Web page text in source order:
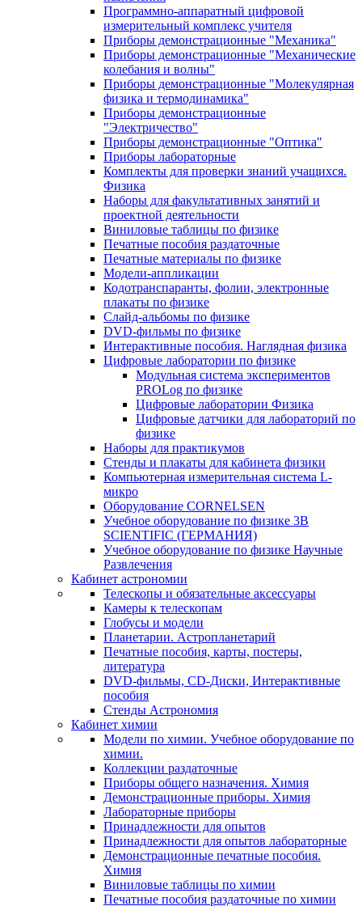
Программно-аппаратный цифровой
измерительный комплекс учителя
Приборы демонстрационные "Механика"
Приборы демонстрационные "Механические
колебания и волны"
Приборы демонстрационные "Молекулярная
физика и термодинамика"
Приборы демонстрационные
"Электричество"
Приборы демонстрационные "Оптика"
Приборы лабораторные
Комплекты для проверки знаний учащихся.
Физика
Наборы для факультативных занятий и
проектной деятельности
Виниловые таблицы по физике
Печатные пособия раздаточные
Печатные материалы по физике
Модели-аппликации
Кодотранспаранты, фолии, электронные
плакаты по физике
Слайд-альбомы по физике
DVD-фильмы по физике
Интерактивные пособия. Наглядная физика
Цифровые лаборатории по физике
Модульная система экспериментов
PROLog по физике
Цифровые лаборатории Физика
Цифровые датчики для лабораторий по
физике
Наборы для практикумов
Стенды и плакаты для кабинета физики
Компьютерная измерительная система L-
микро
Оборудование CORNELSEN
Учебное оборудование по физике 3B
SCIENTIFIC (ГЕРМАНИЯ)
Учебное оборудование по физике Научные
Развлечения
Кабинет астрономии
Телескопы и обязательные аксессуары
Камеры к телескопам
Глобусы и модели
Планетарии. Астропланетарий
Печатные пособия, карты, постеры,
литература
DVD-фильмы, CD-Диски, Интерактивные
пособия
Стенды Астрономия
Кабинет химии
Модели по химии. Учебное оборудование по
химии.
Коллекции раздаточные
Приборы общего назначения. Химия
Демонстрационные приборы. Химия
Лабораторные приборы
Принадлежности для опытов
Принадлежности для опытов лабораторные
Демонстрационные печатные пособия.
Химия
Виниловые таблицы по химии
Печатные пособия раздаточные по химии